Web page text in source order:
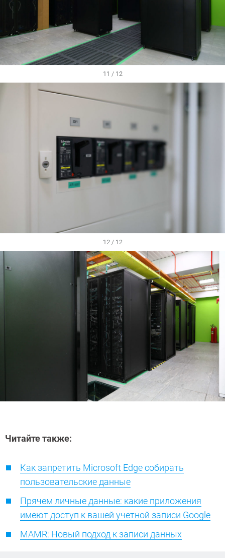
11 / 12
12 / 12
Читайте также:
Как запретить Microsoft Edge собирать
пользовательские данные
Прячем личные данные: какие приложения
имеют доступ к вашей учетной записи Google
MAMR: Новый подход к записи данных